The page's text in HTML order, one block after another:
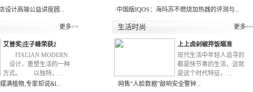
设计高端公益讲座圆...
·中国版IQOS：海玛苏不燃烧加热器的评测与...
更多>>
艾普奖|庄子峰荣获2
ITALIAN MODERN
设计，重塑生活的一种
方式。 以独特、…
满植物,专家却说&l...
生活时尚 更多>>
上上卤剁椒拌饭瞄准
现代生活中年轻人追寻的
都是快节奏的生活，这就
是这个时代特征，…
· 网售“人脸数据”敲响安全警钟...